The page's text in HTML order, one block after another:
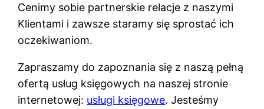
Cenimy sobie partnerskie relacje z naszymi
Klientami i zawsze staramy się sprostać ich
oczekiwaniom.
Zapraszamy do zapoznania się z naszą pełną
ofertą usług księgowych na naszej stronie
internetowej: usługi księgowe. Jesteśmy